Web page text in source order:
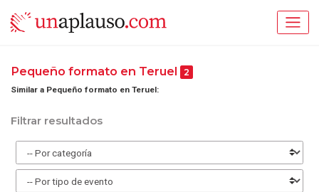
Pequeño formato en Teruel 2
Similar a Pequeño formato en Teruel:
Filtrar resultados